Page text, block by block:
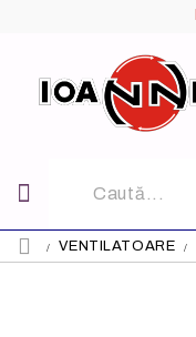
VENTILATOARE